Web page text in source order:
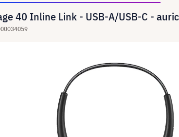
40 Inline Link - USB-A/USB-C -